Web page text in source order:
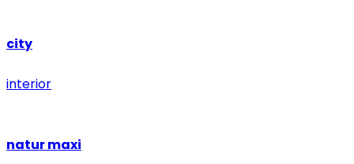
city
interior
natur maxi